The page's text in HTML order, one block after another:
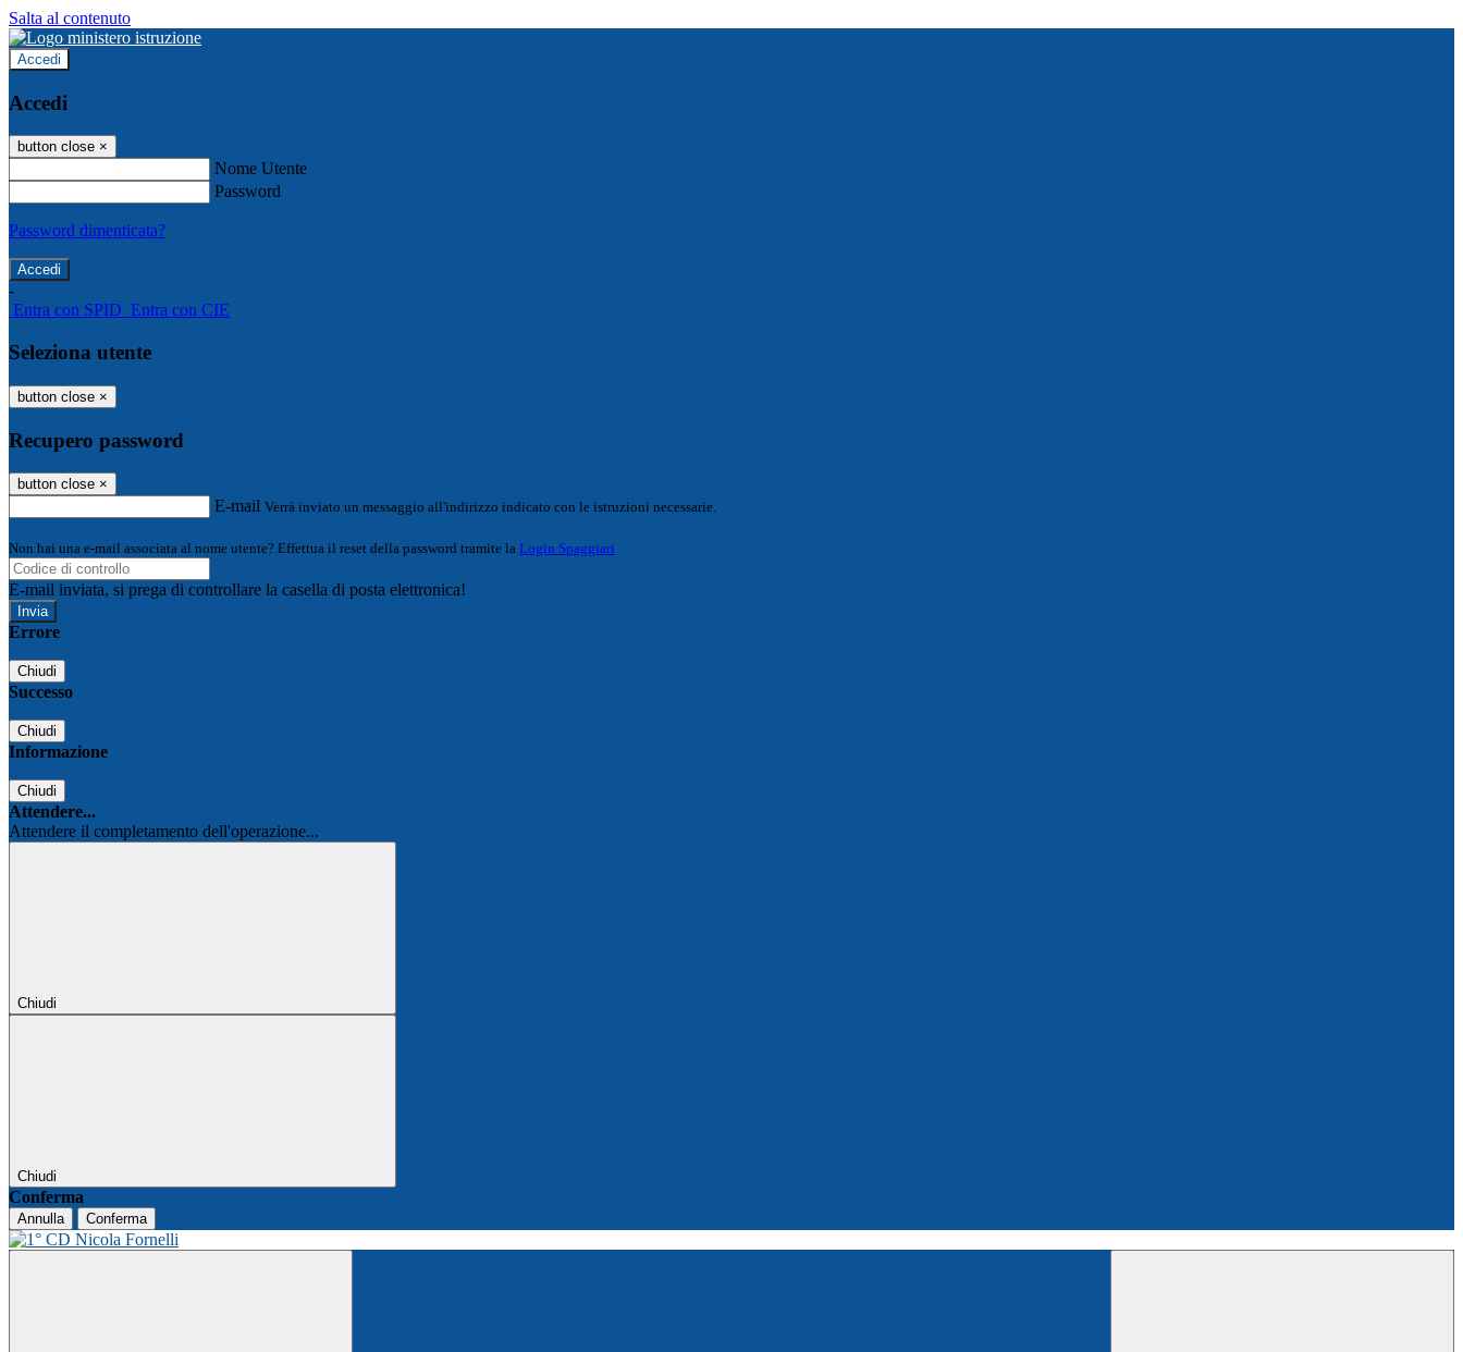
Salta al contenuto
Accedi
Accedi
button close ×
Nome Utente
Password
Password dimenticata?
-
Entra con SPID Entra con CIE
Seleziona utente
button close ×
Recupero password
button close ×
E-mail Verrà inviato un messaggio all'indirizzo indicato con le istruzioni necessarie.
Non hai una e-mail associata al nome utente? Effettua il reset della password tramite la Login Spaggiari
E-mail inviata, si prega di controllare la casella di posta elettronica!
Errore
Chiudi
Successo
Chiudi
Informazione
Chiudi
Attendere...
Attendere il completamento dell'operazione...
Chiudi
Chiudi
Conferma
Annulla Conferma